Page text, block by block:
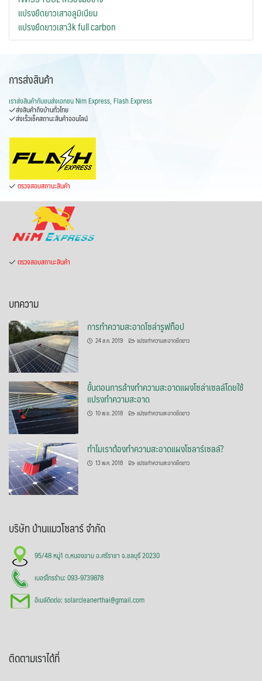
แปรงยืดยาวเสาอลูมิเนียม
แปรงยืดยาวเสา3k full carbon
การส่งสินค้า
เราส่งสินค้ากับขนส่งเอกชน Nim Express, Flash Express
ส่งสินค้าถึงบ้านทั่วไทย
ส่งเร็วเช็คสถานะสินค้าออนไลน์
ตรวจสอบสถานะสินค้า
ตรวจสอบสถานะสินค้า
บทความ
การทำความสะอาดโซล่ารูฟท็อป
24 ส.ค. 2019 แปรงทำความสะอาดยืดยาว
ขั้นตอนการล้างทำความสะอาดแผงโซล่าเซลล์โดยใช้
แปรงทำความสะอาด
10 พ.ย. 2018 แปรงทำความสะอาดยืดยาว
ทำไมเราต้องทำความสะอาดแผงโซลาร์เซลล์?
13 พ.ค. 2018 แปรงทำความสะอาดยืดยาว
บริษัท บ้านแมวโซลาร์ จำกัด
95/48 หมู่1 ต.หนองขาม อ.ศรีราชา จ.ชลบุรี 20230
เบอร์โทรร้าน: 093-9739878
อีเมล์ติดต่อ: solarcleanerthai@gmail.com
ติดตามเราได้ที่